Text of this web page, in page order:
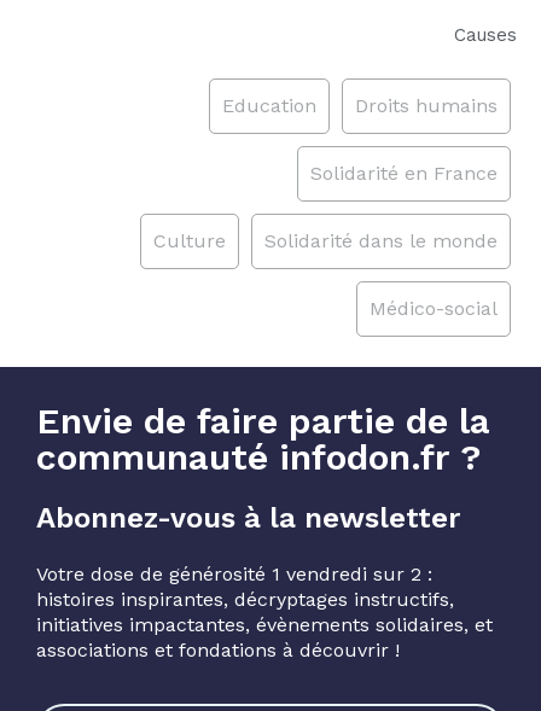
Causes
Droits humains
Education
Solidarité en France
Solidarité dans le monde
Culture
Médico-social
Envie de faire partie de la
communauté infodon.fr ?
Abonnez-vous à la newsletter
Votre dose de générosité 1 vendredi sur 2 :
histoires inspirantes, décryptages instructifs,
initiatives impactantes, évènements solidaires, et
associations et fondations à découvrir !